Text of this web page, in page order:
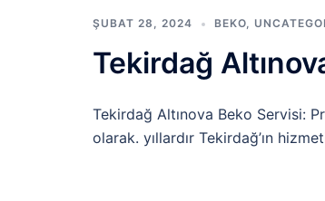
ŞUBAT 28, 2024 BEKO,
Tekirdağ
Tekirdağ Altınova Beko Servisi:
olarak. yıllardır Tekirdağ’ın